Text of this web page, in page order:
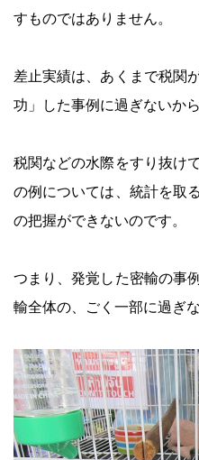
すものではありません。
差止実績は、あくまで税関
功」した事例に過ぎないから
税関などの水際をすり抜け
の例については、統計を取
の把握ができないのです。
つまり、発覚した密輸の事
輸全体の、ごく一部に過ぎ